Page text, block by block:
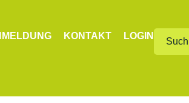
KONTAKT LOGIN